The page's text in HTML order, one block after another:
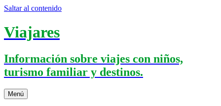
Saltar al contenido
Viajares
Información sobre viajes con niños,
turismo familiar y destinos.
Menú